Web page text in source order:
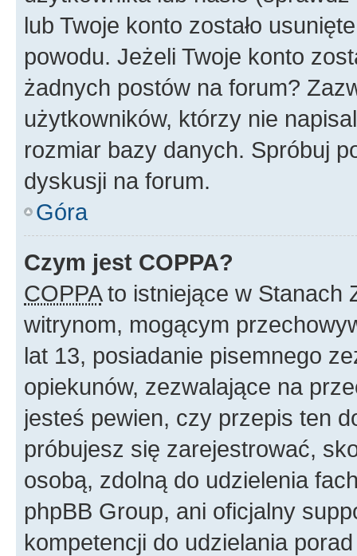
lub Twoje konto zostało
powodu. Jeżeli Twoje konto
żadnych postów na forum?
użytkowników, którzy nie
rozmiar bazy danych. Spróbuj
dyskusji na forum.
Góra
Czym jest COPPA?
COPPAto istniejące w Stanach
witrynom, mogącym
lat 13, posiadanie pisemnego
opiekunów, zezwalające na
jesteś pewien, czy przepis ten
próbujesz się zarejestrować,
osobą, zdolną do udzielenia
phpBB Group, ani oficjalny
kompetencji do udzielania